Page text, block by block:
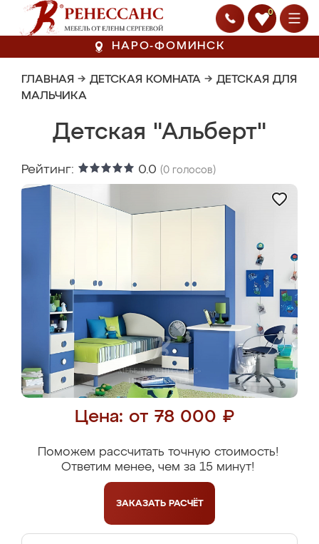
0
НАРО-ФОМИНСК
ГЛАВНАЯ → ДЕТСКАЯ КОМНАТА → ДЕТСКАЯ ДЛЯ
МАЛЬЧИКА
Детская "Альберт"
Рейтинг: 0.0 (0 голосов)
Цена: от 78 000 ₽
Поможем рассчитать точную стоимость!
Ответим менее, чем за 15 минут!
ЗАКАЗАТЬ РАСЧЁТ